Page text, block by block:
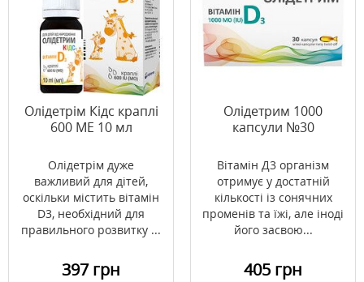
Олідетрім Кідс краплі
600 МЕ 10 мл
Олідетрім дуже
важливий для дітей,
оскільки містить вітамін
D3, необхідний для
правильного розвитку ...
397 грн
Олідетрим 1000
капсули №30
Вітамін Д3 організм
отримує у достатній
кількості із сонячних
променів та їжі, але іноді
його засвою...
405 грн